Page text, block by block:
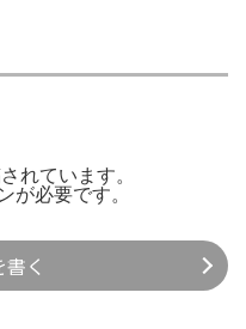
れています。
が必要です。
く